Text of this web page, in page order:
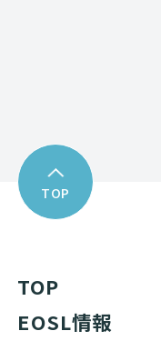
TOP
TOP
EOSL情報